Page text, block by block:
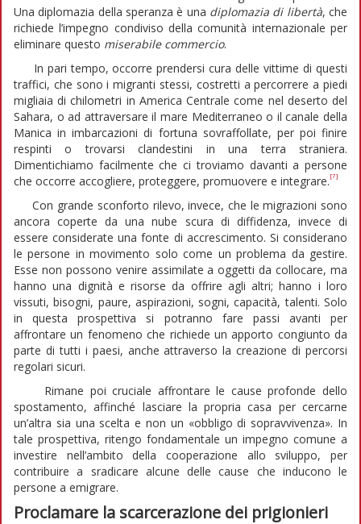
Una diplomazia della speranza è una diplomazia di libertà, che
richiede l’impegno condiviso della comunità internazionale per
eliminare questo miserabile commercio.
In pari tempo, occorre prendersi cura delle vittime di questi
traffici, che sono i migranti stessi, costretti a percorrere a piedi
migliaia di chilometri in America Centrale come nel deserto del
Sahara, o ad attraversare il mare Mediterraneo o il canale della
Manica in imbarcazioni di fortuna sovraffollate, per poi finire
respinti o trovarsi clandestini in una terra straniera.
Dimentichiamo facilmente che ci troviamo davanti a persone
che occorre accogliere, proteggere, promuovere e integrare. [7]
Con grande sconforto rilevo, invece, che le migrazioni sono
ancora coperte da una nube scura di diffidenza, invece di
essere considerate una fonte di accrescimento. Si considerano
le persone in movimento solo come un problema da gestire.
Esse non possono venire assimilate a oggetti da collocare, ma
hanno una dignità e risorse da offrire agli altri; hanno i loro
vissuti, bisogni, paure, aspirazioni, sogni, capacità, talenti. Solo
in questa prospettiva si potranno fare passi avanti per
affrontare un fenomeno che richiede un apporto congiunto da
parte di tutti i paesi, anche attraverso la creazione di percorsi
regolari sicuri.
Rimane poi cruciale affrontare le cause profonde dello
spostamento, affinché lasciare la propria casa per cercarne
un’altra sia una scelta e non un «obbligo di sopravvivenza». In
tale prospettiva, ritengo fondamentale un impegno comune a
investire nell’ambito della cooperazione allo sviluppo, per
contribuire a sradicare alcune delle cause che inducono le
persone a emigrare.
Proclamare la scarcerazione dei prigionieri